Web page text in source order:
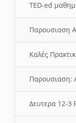
TED-ed
Παρουσιαση
Καλές
Παρουσιαση:
Δευτερα 12-3